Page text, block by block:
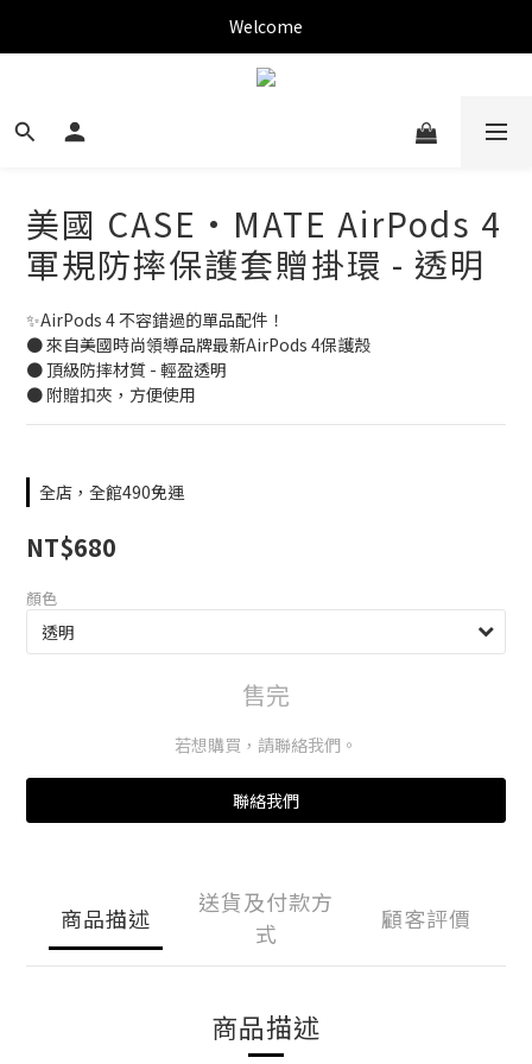
✨新加入會員可現折$150購物金✨
Welcome
✨新加入會員可現折$150購物金✨
美國 CASE·MATE AirPods 4
軍規防摔保護套贈掛環 - 透明
✨AirPods 4 不容錯過的單品配件！
● 來自美國時尚領導品牌最新AirPods 4保護殼
● 頂級防摔材質 - 輕盈透明
● 附贈扣夾，方便使用
全店，全館490免運
NT$680
顏色
售完
若想購買，請聯絡我們。
聯絡我們
商品描述
送貨及付款方
式
顧客評價
商品描述